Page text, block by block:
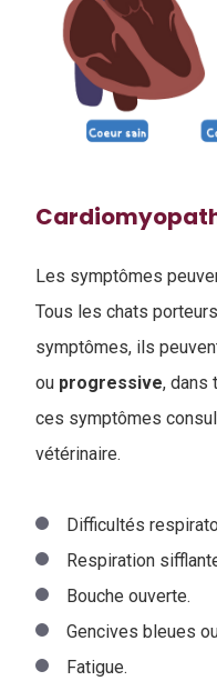
Les symptômes
Tous les chats
symptômes, ils
ou progressive, dans
ces symptômes
vétérinaire.
Difficultés
Respiration
Bouche ouverte.
Gencives bleues
Fatigue.